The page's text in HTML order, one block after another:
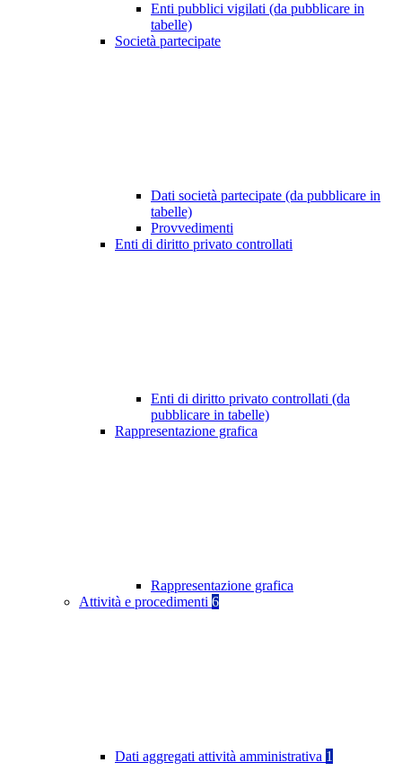
Enti pubblici vigilati (da pubblicare in
tabelle)
Società partecipate
Dati società partecipate (da pubblicare in
tabelle)
Provvedimenti
Enti di diritto privato controllati
Enti di diritto privato controllati (da
pubblicare in tabelle)
Rappresentazione grafica
Rappresentazione grafica
Attività e procedimenti 6
Dati aggregati attività amministrativa 1